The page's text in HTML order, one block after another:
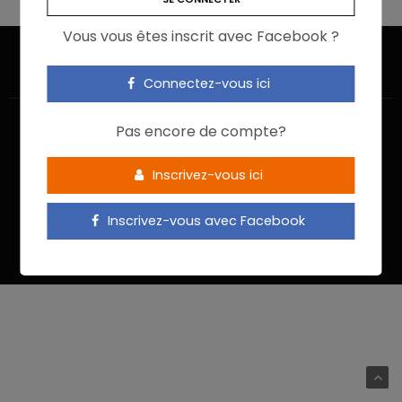
Vous vous êtes inscrit avec Facebook ?
Connectez-vous ici
Pas encore de compte?
Inscrivez-vous ici
Inscrivez-vous avec Facebook
ACCUEIL JE M’INSCRIS
NOUS CONTACTER
MENTIONS LÉGALES
POLITIQUE DE CONFIDENTIALITÉ
Food In Action © 2022